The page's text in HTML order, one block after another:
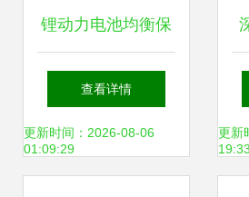
锂动力电池均衡保
护模块——构筑电
源系统的核心安防
查看详情
更新时间：2026-08-06
01:09:29
更新